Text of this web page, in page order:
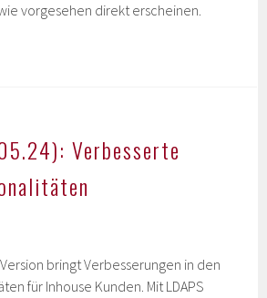
vorgesehen direkt erscheinen.
Verbesserte
bringt Verbesserungen in den
für Inhouse Kunden. Mit LDAPS